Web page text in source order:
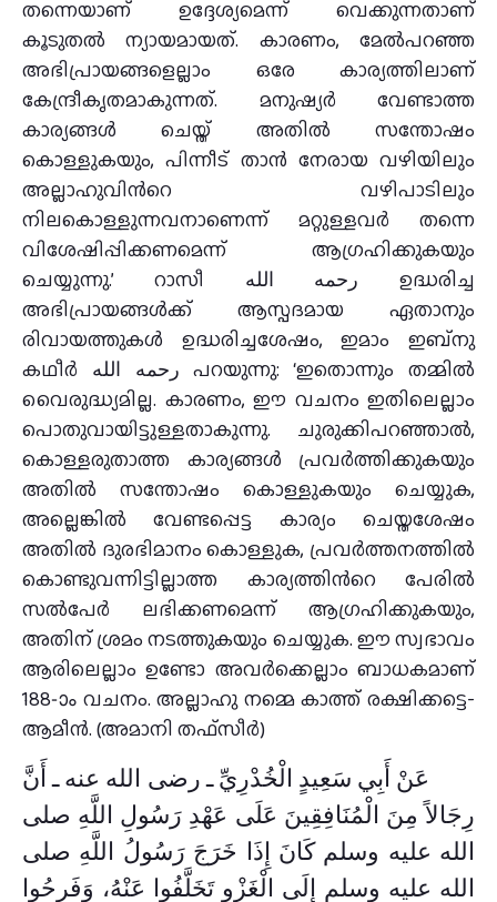
തന്നെയാണ് ഉദ്ദേശ്യമെന്ന് വെക്കുന്നതാണ്
കൂടുതല്‍ ന്യായമായത്. കാരണം, മേല്‍പറഞ്ഞ
അഭിപ്രായങ്ങളെല്ലാം ഒരേ കാര്യത്തിലാണ്
കേന്ദ്രീകൃതമാകുന്നത്. മനുഷ്യര്‍ വേണ്ടാത്ത
കാര്യങ്ങള്‍ ചെയ്ത് അതില്‍ സന്തോഷം
കൊള്ളുകയും, പിന്നീട് താന്‍ നേരായ വഴിയിലും
അല്ലാഹുവിന്‍റെ വഴിപാടിലും
നിലകൊള്ളുന്നവനാണെന്ന് മറ്റുള്ളവര്‍ തന്നെ
വിശേഷിപ്പിക്കണമെന്ന് ആഗ്രഹിക്കുകയും
ചെയ്യുന്നു.’ റാസീ رحمه الله ഉദ്ധരിച്ച
അഭിപ്രായങ്ങള്‍ക്ക് ആസ്പദമായ ഏതാനും
രിവായത്തുകള്‍ ഉദ്ധരിച്ചശേഷം, ഇമാം ഇബ്‌നു
കഥീര്‍ رحمه الله പറയുന്നു: ‘ഇതൊന്നും തമ്മില്‍
വൈരുദ്ധ്യമില്ല. കാരണം, ഈ വചനം ഇതിലെല്ലാം
പൊതുവായിട്ടുള്ളതാകുന്നു. ചുരുക്കിപറഞ്ഞാല്‍,
കൊള്ളരുതാത്ത കാര്യങ്ങള്‍ പ്രവര്‍ത്തിക്കുകയും
അതില്‍ സന്തോഷം കൊള്ളുകയും ചെയ്യുക,
അല്ലെങ്കില്‍ വേണ്ടപ്പെട്ട കാര്യം ചെയ്തശേഷം
അതില്‍ ദുരഭിമാനം കൊള്ളുക, പ്രവര്‍ത്തനത്തില്‍
കൊണ്ടുവന്നിട്ടില്ലാത്ത കാര്യത്തിന്‍റെ പേരില്‍
സല്‍പേര്‍ ലഭിക്കണമെന്ന് ആഗ്രഹിക്കുകയും,
അതിന് ശ്രമം നടത്തുകയും ചെയ്യുക. ഈ സ്വഭാവം
ആരിലെല്ലാം ഉണ്ടോ അവര്‍ക്കെല്ലാം ബാധകമാണ്
188-ാം വചനം. അല്ലാഹു നമ്മെ കാത്ത് രക്ഷിക്കട്ടെ-
ആമീന്‍. (അമാനി തഫ്സീര്‍)
عَنْ أَبِي سَعِيدٍ الْخُدْرِيِّ ـ رضى الله عنه ـ أَنَّ
رِجَالاً مِنَ الْمُنَافِقِينَ عَلَى عَهْدِ رَسُولِ اللَّهِ صلى
الله عليه وسلم كَانَ إِذَا خَرَجَ رَسُولُ اللَّهِ صلى
الله عليه وسلم إِلَى الْغَزْوِ تَخَلَّفُوا عَنْهُ، وَفَرِحُوا